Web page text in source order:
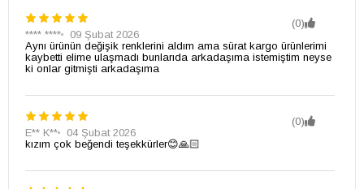
(0)
**** ****
09 Şubat 2026
Aynı ürünün değişik renklerini aldım ama sürat kargo ürünlerimi
kaybetti elime ulaşmadı bunlarıda arkadaşıma istemiştim neyse
ki onlar gitmişti arkadaşıma
(0)
E** K**
04 Şubat 2026
kızım çok beğendi teşekkürler😊🙏🏻